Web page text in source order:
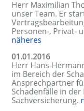
Herr Maximilian
unser Team. Er
Personen-, Privat-
näheres
01.01.2016
Herr Hans-
im Bereich der
Ansprechpartner
Schadenfälle in
Sachversicherung.